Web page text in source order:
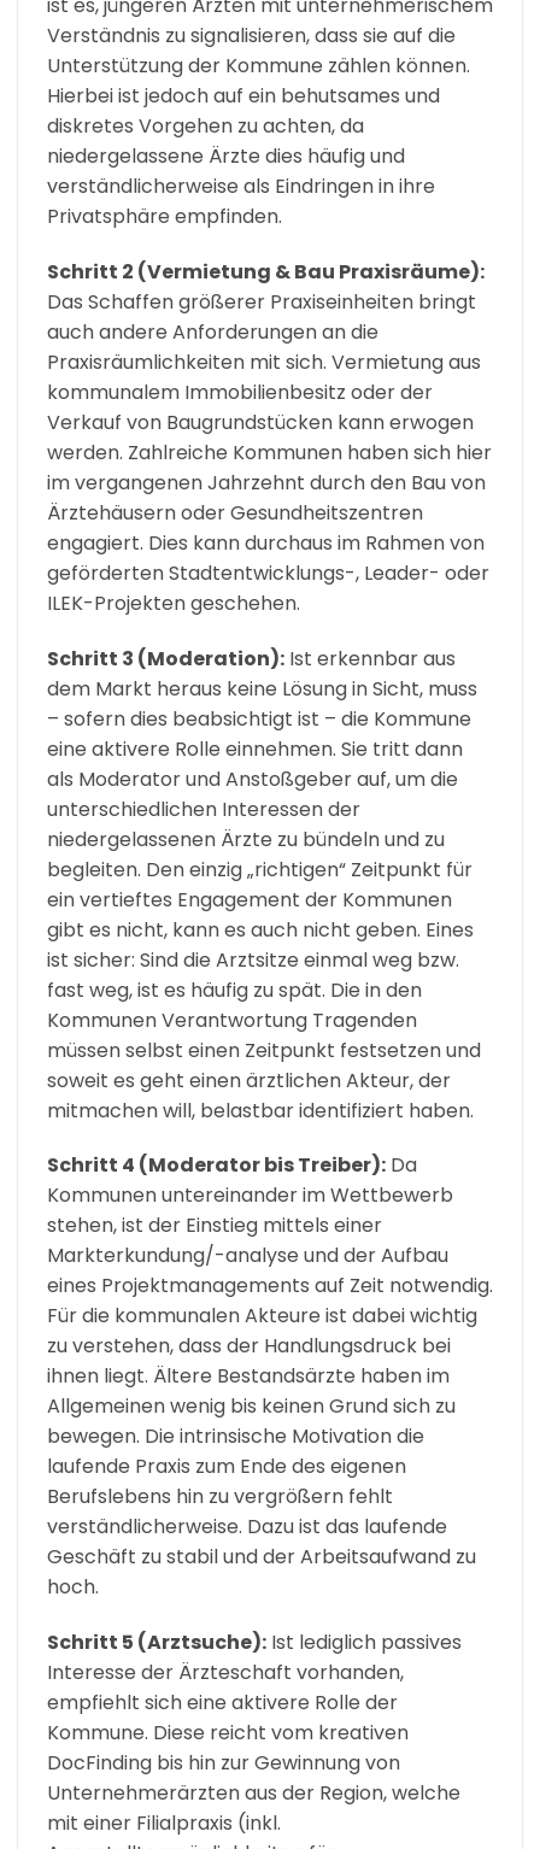
Verständnis zu signalisieren, dass sie auf die
Unterstützung der Kommune zählen können.
Hierbei ist jedoch auf ein behutsames und
diskretes Vorgehen zu achten, da
niedergelassene Ärzte dies häufig und
verständlicherweise als Eindringen in ihre
Privatsphäre empfinden.
Schritt 2 (Vermietung & Bau Praxisräume):
Das Schaffen größerer Praxiseinheiten bringt
auch andere Anforderungen an die
Praxisräumlichkeiten mit sich. Vermietung aus
kommunalem Immobilienbesitz oder der
Verkauf von Baugrundstücken kann erwogen
werden. Zahlreiche Kommunen haben sich hier
im vergangenen Jahrzehnt durch den Bau von
Ärztehäusern oder Gesundheitszentren
engagiert. Dies kann durchaus im Rahmen von
geförderten Stadtentwicklungs-, Leader- oder
ILEK-Projekten geschehen.
Schritt 3 (Moderation): Ist erkennbar aus
dem Markt heraus keine Lösung in Sicht, muss
– sofern dies beabsichtigt ist – die Kommune
eine aktivere Rolle einnehmen. Sie tritt dann
als Moderator und Anstoßgeber auf, um die
unterschiedlichen Interessen der
niedergelassenen Ärzte zu bündeln und zu
begleiten. Den einzig „richtigen“ Zeitpunkt für
ein vertieftes Engagement der Kommunen
gibt es nicht, kann es auch nicht geben. Eines
ist sicher: Sind die Arztsitze einmal weg bzw.
fast weg, ist es häufig zu spät. Die in den
Kommunen Verantwortung Tragenden
müssen selbst einen Zeitpunkt festsetzen und
soweit es geht einen ärztlichen Akteur, der
mitmachen will, belastbar identifiziert haben.
Schritt 4 (Moderator bis Treiber): Da
Kommunen untereinander im Wettbewerb
stehen, ist der Einstieg mittels einer
Markterkundung/-analyse und der Aufbau
eines Projektmanagements auf Zeit notwendig.
Für die kommunalen Akteure ist dabei wichtig
zu verstehen, dass der Handlungsdruck bei
ihnen liegt. Ältere Bestandsärzte haben im
Allgemeinen wenig bis keinen Grund sich zu
bewegen. Die intrinsische Motivation die
laufende Praxis zum Ende des eigenen
Berufslebens hin zu vergrößern fehlt
verständlicherweise. Dazu ist das laufende
Geschäft zu stabil und der Arbeitsaufwand zu
hoch.
Schritt 5 (Arztsuche): Ist lediglich passives
Interesse der Ärzteschaft vorhanden,
empfiehlt sich eine aktivere Rolle der
Kommune. Diese reicht vom kreativen
DocFinding bis hin zur Gewinnung von
Unternehmerärzten aus der Region, welche
mit einer Filialpraxis (inkl.